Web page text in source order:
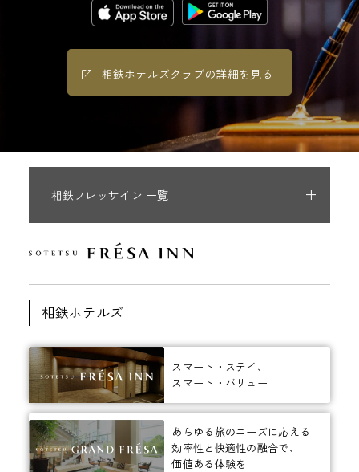
相鉄ホテルズクラブの詳細を見る
相鉄フレッサイン 一覧
相鉄ホテルズ
スマート・ステイ、
スマート・バリュー
あらゆる旅のニーズに応える
効率性と快適性の融合で、
価値ある体験を